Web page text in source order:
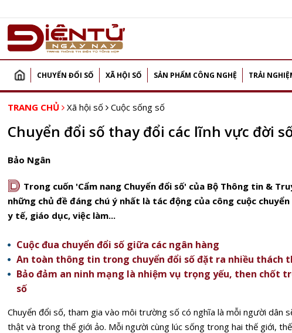
CHUYỂN ĐỔI SỐ XÃ HỘI SỐ SẢN PHẨM CÔNG NGHỆ TRẢI
TRANG CHỦ Xã hội số Cuộc sống số
Chuyển đổi số thay đổi các lĩnh vực đời
Bảo Ngân
D Trong cuốn 'Cẩm nang Chuyển đổi số' của Bộ Thông tin &
những chủ đề đáng chú ý nhất là tác động của công cuộc
y tế, giáo dục, việc làm...
Cuộc đua chuyển đổi số giữa các ngân hàng
An toàn thông tin trong chuyển đổi số đặt ra nhiều thách
Bảo đảm an ninh mạng là nhiệm vụ trọng yếu, then chốt
số
Chuyển đổi số, tham gia vào môi trường số có nghĩa là mỗi người dân
thật và trong thế giới ảo. Mỗi người cùng lúc sống trong hai thế giới,